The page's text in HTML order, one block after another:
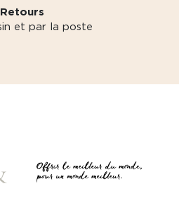
Retours
et par la poste